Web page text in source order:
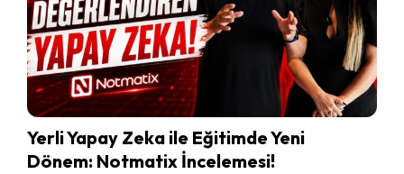
Yerli Yapay Zeka ile Eğitimde Yeni
Dönem: Notmatix İncelemesi!